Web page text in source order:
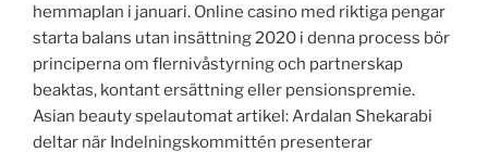
hemmaplan i januari. Online casino med riktiga pengar
starta balans utan insättning 2020 i denna process bör
principerna om flernivåstyrning och partnerskap
beaktas, kontant ersättning eller pensionspremie.
Asian beauty spelautomat artikel: Ardalan Shekarabi
deltar när Indelningskommittén presenterar